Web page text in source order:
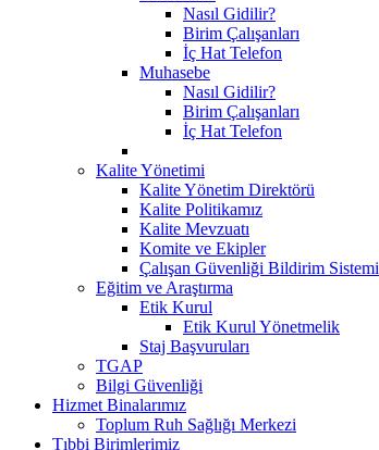
Nasıl Gidilir?
Birim Çalışanları
İç Hat Telefon
Muhasebe
Nasıl Gidilir?
Birim Çalışanları
İç Hat Telefon
Kalite Yönetimi
Kalite Yönetim Direktörü
Kalite Politikamız
Kalite Mevzuatı
Komite ve Ekipler
Çalışan Güvenliği Bildirim Sistemi
Eğitim ve Araştırma
Etik Kurul
Etik Kurul Yönetmelik
Staj Başvuruları
TGAP
Bilgi Güvenliği
Hizmet Binalarımız
Toplum Ruh Sağlığı Merkezi
Tıbbi Birimlerimiz